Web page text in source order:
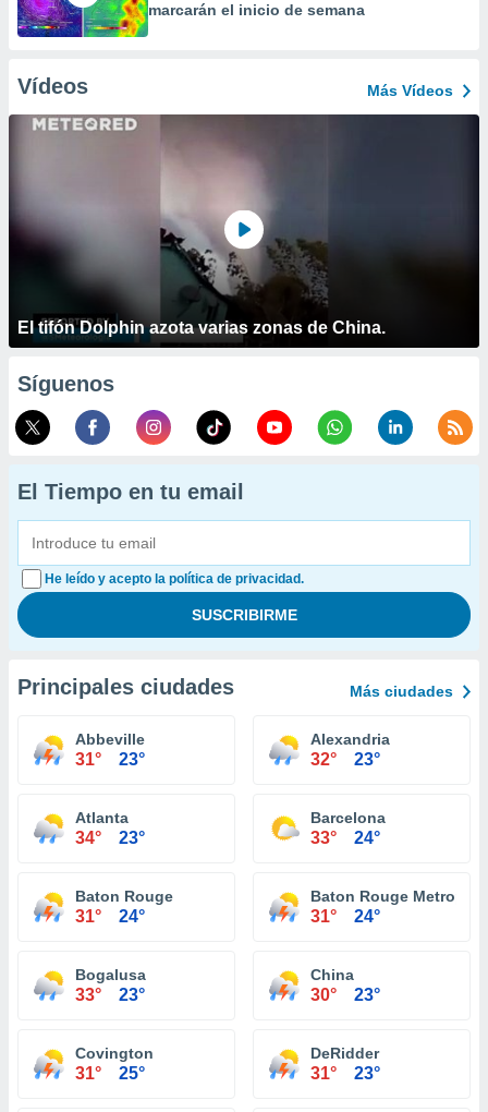
marcarán el inicio de semana
Vídeos Más Vídeos
El tifón Dolphin azota varias zonas de China.
Síguenos
El Tiempo en tu email
He leído y acepto la política de privacidad.
Principales ciudades Más ciudades
Abbeville
31° 23°
Alexandria
32° 23°
Atlanta
34° 23°
Barcelona
33° 24°
Baton Rouge
31° 24°
Baton Rouge
31° 24°
Bogalusa
33° 23°
China
30° 23°
Covington
31° 25°
DeRidder
31° 23°